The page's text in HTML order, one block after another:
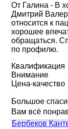
От Галина - В
Дмитрий
относится к
хорошее
обращаться.
по профилю.
Квалификация
Внимание
Цена-качество
Большое
Вам всё
Бербеков